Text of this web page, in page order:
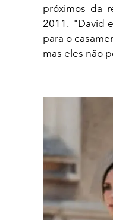
próximos da
2011. "David
para o
mas eles não